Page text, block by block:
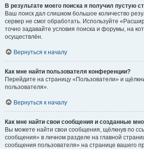
В результате моего поиска я получил пустую
Ваш поиск дал слишком большое количество
сервер не смог обработать. Используйте
точно задавайте условия поиска и форумы, на
осуществлён.
Вернуться к началу
Как мне найти пользователя конференции?
Перейдите на страницу «Пользователи» и
пользователя».
Вернуться к началу
Как мне найти свои сообщения и созданные
Вы можете найти свои сообщения, щёлкнув по
сообщения» в личном разделе на главной
сообщения пользователя» на странице вашего